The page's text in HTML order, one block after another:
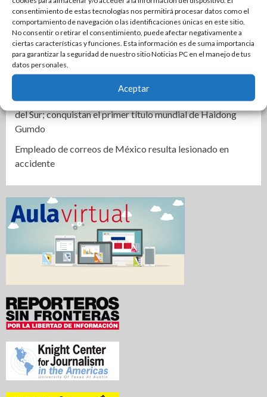
consentimiento de estas tecnologías nos permitirá procesar datos como el
comportamiento de navegación o las identificaciones únicas en este sitio.
No consentir o retirar el consentimiento, puede afectar negativamente a
ciertas características y funciones. Esta información es de suma importancia
para garantizar la seguridad de nuestro sitio Noticias PC en el manejo de tus
datos personales.
Aceptar
Instala Sector Salud Comité Estatal de Calidad en Salud
para garantizar un trato digno y humanitario a los
pacientes
Promueve CEDES Altamira reinserción social con
Ocho tamaulipecos hacen historia con México en Corea
del Sur; conquistan el primer título mundial de Haidong
Gumdo
Empleado de correos de México resulta lesionado en
accidente